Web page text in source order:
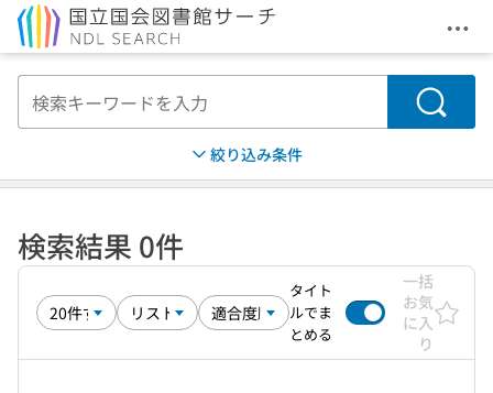
メ
検索
絞り込み条件
検索結果 0件
タイト
ルでま
とめる
一括
お気
に入
り